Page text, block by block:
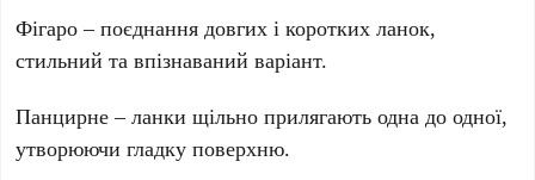
Фігаро– поєднання довгих і коротких ланок,
стильний та впізнаваний варіант.
Панцирне– ланки щільно прилягають одна до одної,
утворюючи гладку поверхню.